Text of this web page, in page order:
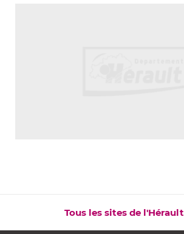
Tous les sites de l'Hérault